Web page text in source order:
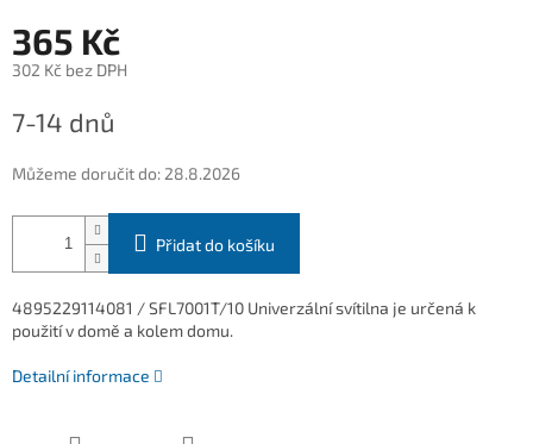
365 Kč
302 Kč bez DPH
cena:
7-14 dnů
Můžeme doručit do: 28.8.2026
Přidat do košíku
4895229114081 / SFL7001T/10 Univerzální svítilna je určená k
použití v domě a kolem domu.
Detailní informace